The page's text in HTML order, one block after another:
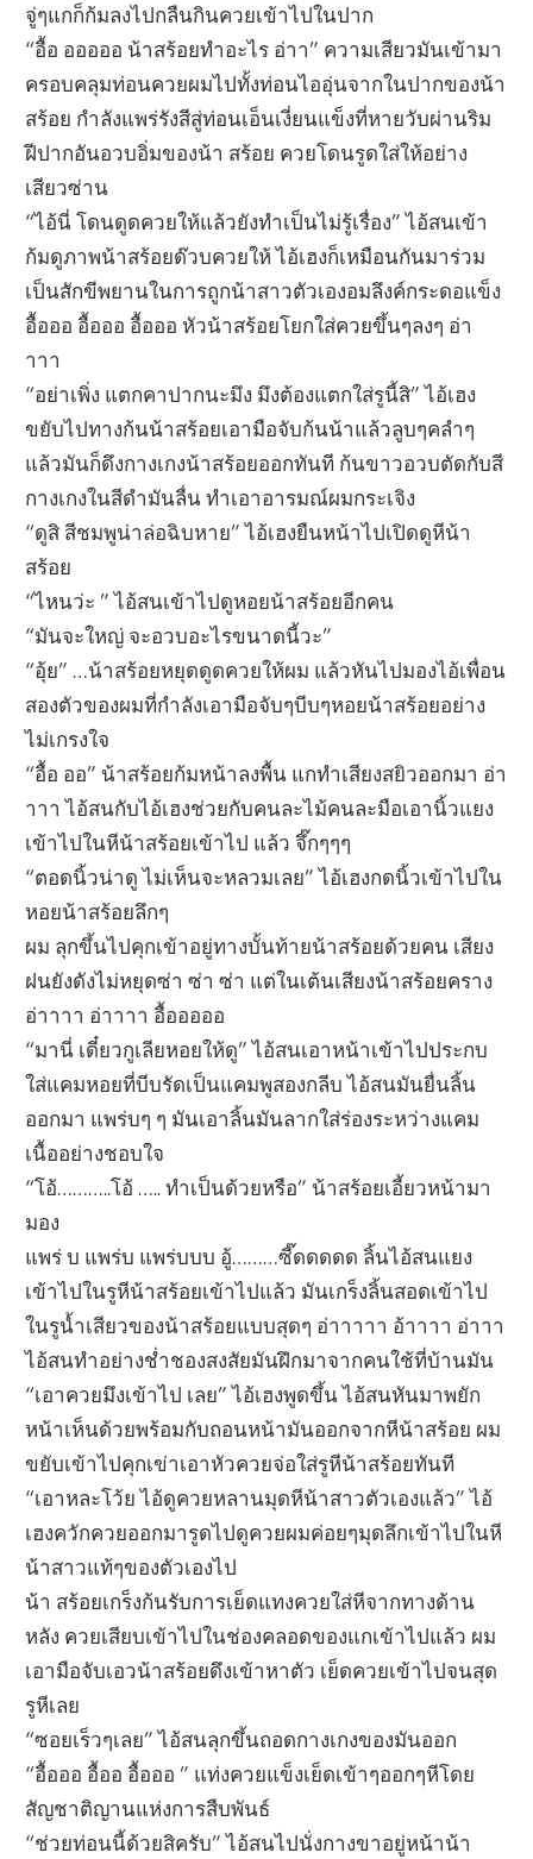
จู่ๆแกก็ก้มลงไปกลืนกินควยเข้าไปในปาก
“อื้อ อออออ น้าสร้อยทำอะไร อ่าา” ความเสียวมันเข้ามา
ครอบคลุมท่อนควยผมไปทั้งท่อนไออุ่นจากในปากของน้า
สร้อย กำลังแพร่รังสีสู่ท่อนเอ็นเงี่ยนแข็งที่หายวับผ่านริม
ฝีปากอันอวบอิ่มของน้า สร้อย ควยโดนรูดใส่ให้อย่าง
เสียวซ่าน
“ไอ้นี่ โดนดูดควยให้แล้วยังทำเป็นไม่รู้เรื่อง” ไอ้สนเข้า
ก้มดูภาพน้าสร้อยด๊วบควยให้ ไอ้เฮงก็เหมือนกันมาร่วม
เป็นสักขีพยานในการถูกน้าสาวตัวเองอมลึงค์กระดอแข็ง
อื้อออ อื้อออ อื้อออ หัวน้าสร้อยโยกใส่ควยขึ้นๆลงๆ อ่า
าาา
“อย่าเพิ่ง แตกคาปากนะมึง มึงต้องแตกใส่รูนี้สิ” ไอ้เฮง
ขยับไปทางก้นน้าสร้อยเอามือจับก้นน้าแล้วลูบๆคลำๆ
แล้วมันก็ดึงกางเกงน้าสร้อยออกทันที ก้นขาวอวบตัดกับสี
กางเกงในสีดำมันลื่น ทำเอาอารมณ์ผมกระเจิง
“ดูสิ สีชมพูน่าล่อฉิบหาย” ไอ้เฮงยืนหน้าไปเปิดดูหีน้า
สร้อย
“ไหนว่ะ ” ไอ้สนเข้าไปดูหอยน้าสร้อยอีกคน
“มันจะใหญ่ จะอวบอะไรขนาดนี้วะ”
“อุ้ย” …น้าสร้อยหยุดดูดควยให้ผม แล้วหันไปมองไอ้เพื่อน
สองตัวของผมที่กำลังเอามือจับๆบีบๆหอยน้าสร้อยอย่าง
ไม่เกรงใจ
“อื้อ ออ” น้าสร้อยก้มหน้าลงพื้น แกทำเสียงสยิวออกมา อ่า
าาา ไอ้สนกับไอ้เฮงช่วยกับคนละไม้คนละมือเอานิ้วแยง
เข้าไปในหีน้าสร้อยเข้าไป แล้ว จึ๊กๆๆๆ
“ตอดนิ้วน่าดู ไม่เห็นจะหลวมเลย” ไอ้เฮงกดนิ้วเข้าไปใน
หอยน้าสร้อยลึกๆ
ผม ลุกขึ้นไปคุกเข้าอยู่ทางบั้นท้ายน้าสร้อยด้วยคน เสียง
ฝนยังดังไม่หยุดซ่า ซ่า ซ่า แต่ในเต้นเสียงน้าสร้อยคราง
อ่าาาา อ่าาาา อื้อออออ
“มานี่ เดี๋ยวกูเลียหอยให้ดู” ไอ้สนเอาหน้าเข้าไปประกบ
ใส่แคมหอยที่บีบรัดเป็นแคมพูสองกลีบ ไอ้สนมันยื่นลิ้น
ออกมา แพร่บๆ ๆ มันเอาลิ้นมันลากใส่ร่องระหว่างแคม
เนื้ออย่างชอบใจ
“โอ้………..โอ้ ….. ทำเป็นด้วยหรือ” น้าสร้อยเอี้ยวหน้ามา
มอง
แพร่ บ แพร่บ แพร่บบบ อู้………ซี๊ดดดดด ลิ้นไอ้สนแยง
เข้าไปในรูหีน้าสร้อยเข้าไปแล้ว มันเกร็งลิ้นสอดเข้าไป
ในรูน้ำเสียวของน้าสร้อยแบบสุดๆ อ่าาาาา อ้าาาา อ่าาา
ไอ้สนทำอย่างช่ำชองสงสัยมันฝึกมาจากคนใช้ที่บ้านมัน
“เอาควยมึงเข้าไป เลย” ไอ้เฮงพูดขึ้น ไอ้สนหันมาพยัก
หน้าเห็นด้วยพร้อมกับถอนหน้ามันออกจากหีน้าสร้อย ผม
ขยับเข้าไปคุกเข่าเอาหัวควยจ่อใส่รูหีน้าสร้อยทันที
“เอาหละโว้ย ไอ้ดูควยหลานมุดหีน้าสาวตัวเองแล้ว” ไอ้
เฮงควักควยออกมารูดไปดูควยผมค่อยๆมุดลึกเข้าไปในหี
น้าสาวแท้ๆของตัวเองไป
น้า สร้อยเกร็งก้นรับการเย็ดแทงควยใส่หีจากทางด้าน
หลัง ควยเสียบเข้าไปในช่องคลอดของแกเข้าไปแล้ว ผม
เอามือจับเอวน้าสร้อยดึงเข้าหาตัว เย็ดควยเข้าไปจนสุด
รูหีเลย
“ซอยเร็วๆเลย” ไอ้สนลุกขึ้นถอดกางเกงของมันออก
“อื้อออ อื้ออ อื้อออ ” แท่งควยแข็งเย็ดเข้าๆออกๆหีโดย
สัญชาติญานแห่งการสืบพันธ์
“ช่วยท่อนนี้ด้วยสิครับ” ไอ้สนไปนั่งกางขาอยู่หน้าน้า